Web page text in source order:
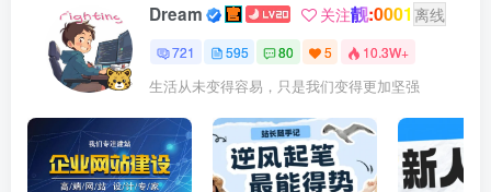
Dream 关注靓:0001 离线
721 595 80 5 10.3W+
生活从未变得容易，只是我们变得更加坚强